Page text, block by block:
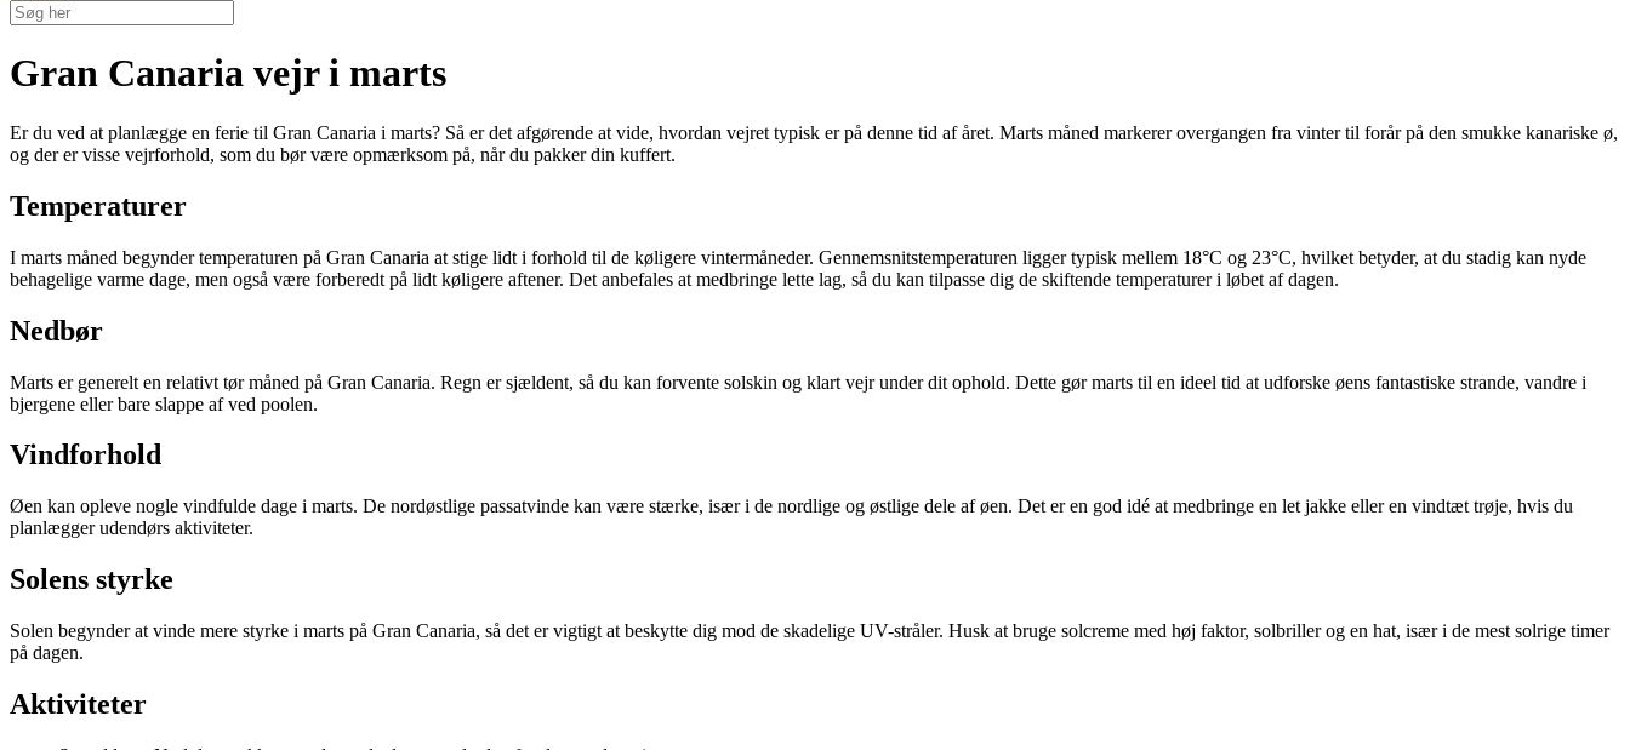
Gran Canaria vejr i marts
Er du ved at planlægge en ferie til Gran Canaria i marts? Så er det afgørende at vide, hvordan vejret typisk er på denne tid af året. Marts måned markerer overgangen fra vinter til forår på den smukke kanariske ø,
og der er visse vejrforhold, som du bør være opmærksom på, når du pakker din kuffert.
Temperaturer
I marts måned begynder temperaturen på Gran Canaria at stige lidt i forhold til de køligere vintermåneder. Gennemsnitstemperaturen ligger typisk mellem 18°C og 23°C, hvilket betyder, at du stadig kan nyde
behagelige varme dage, men også være forberedt på lidt køligere aftener. Det anbefales at medbringe lette lag, så du kan tilpasse dig de skiftende temperaturer i løbet af dagen.
Nedbør
Marts er generelt en relativt tør måned på Gran Canaria. Regn er sjældent, så du kan forvente solskin og klart vejr under dit ophold. Dette gør marts til en ideel tid at udforske øens fantastiske strande, vandre i
bjergene eller bare slappe af ved poolen.
Vindforhold
Øen kan opleve nogle vindfulde dage i marts. De nordøstlige passatvinde kan være stærke, især i de nordlige og østlige dele af øen. Det er en god idé at medbringe en let jakke eller en vindtæt trøje, hvis du
planlægger udendørs aktiviteter.
Solens styrke
Solen begynder at vinde mere styrke i marts på Gran Canaria, så det er vigtigt at beskytte dig mod de skadelige UV-stråler. Husk at bruge solcreme med høj faktor, solbriller og en hat, især i de mest solrige timer
på dagen.
Aktiviteter